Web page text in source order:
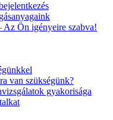
Az Ön igényeire szabva!
van szükségünk?
gyakorisága